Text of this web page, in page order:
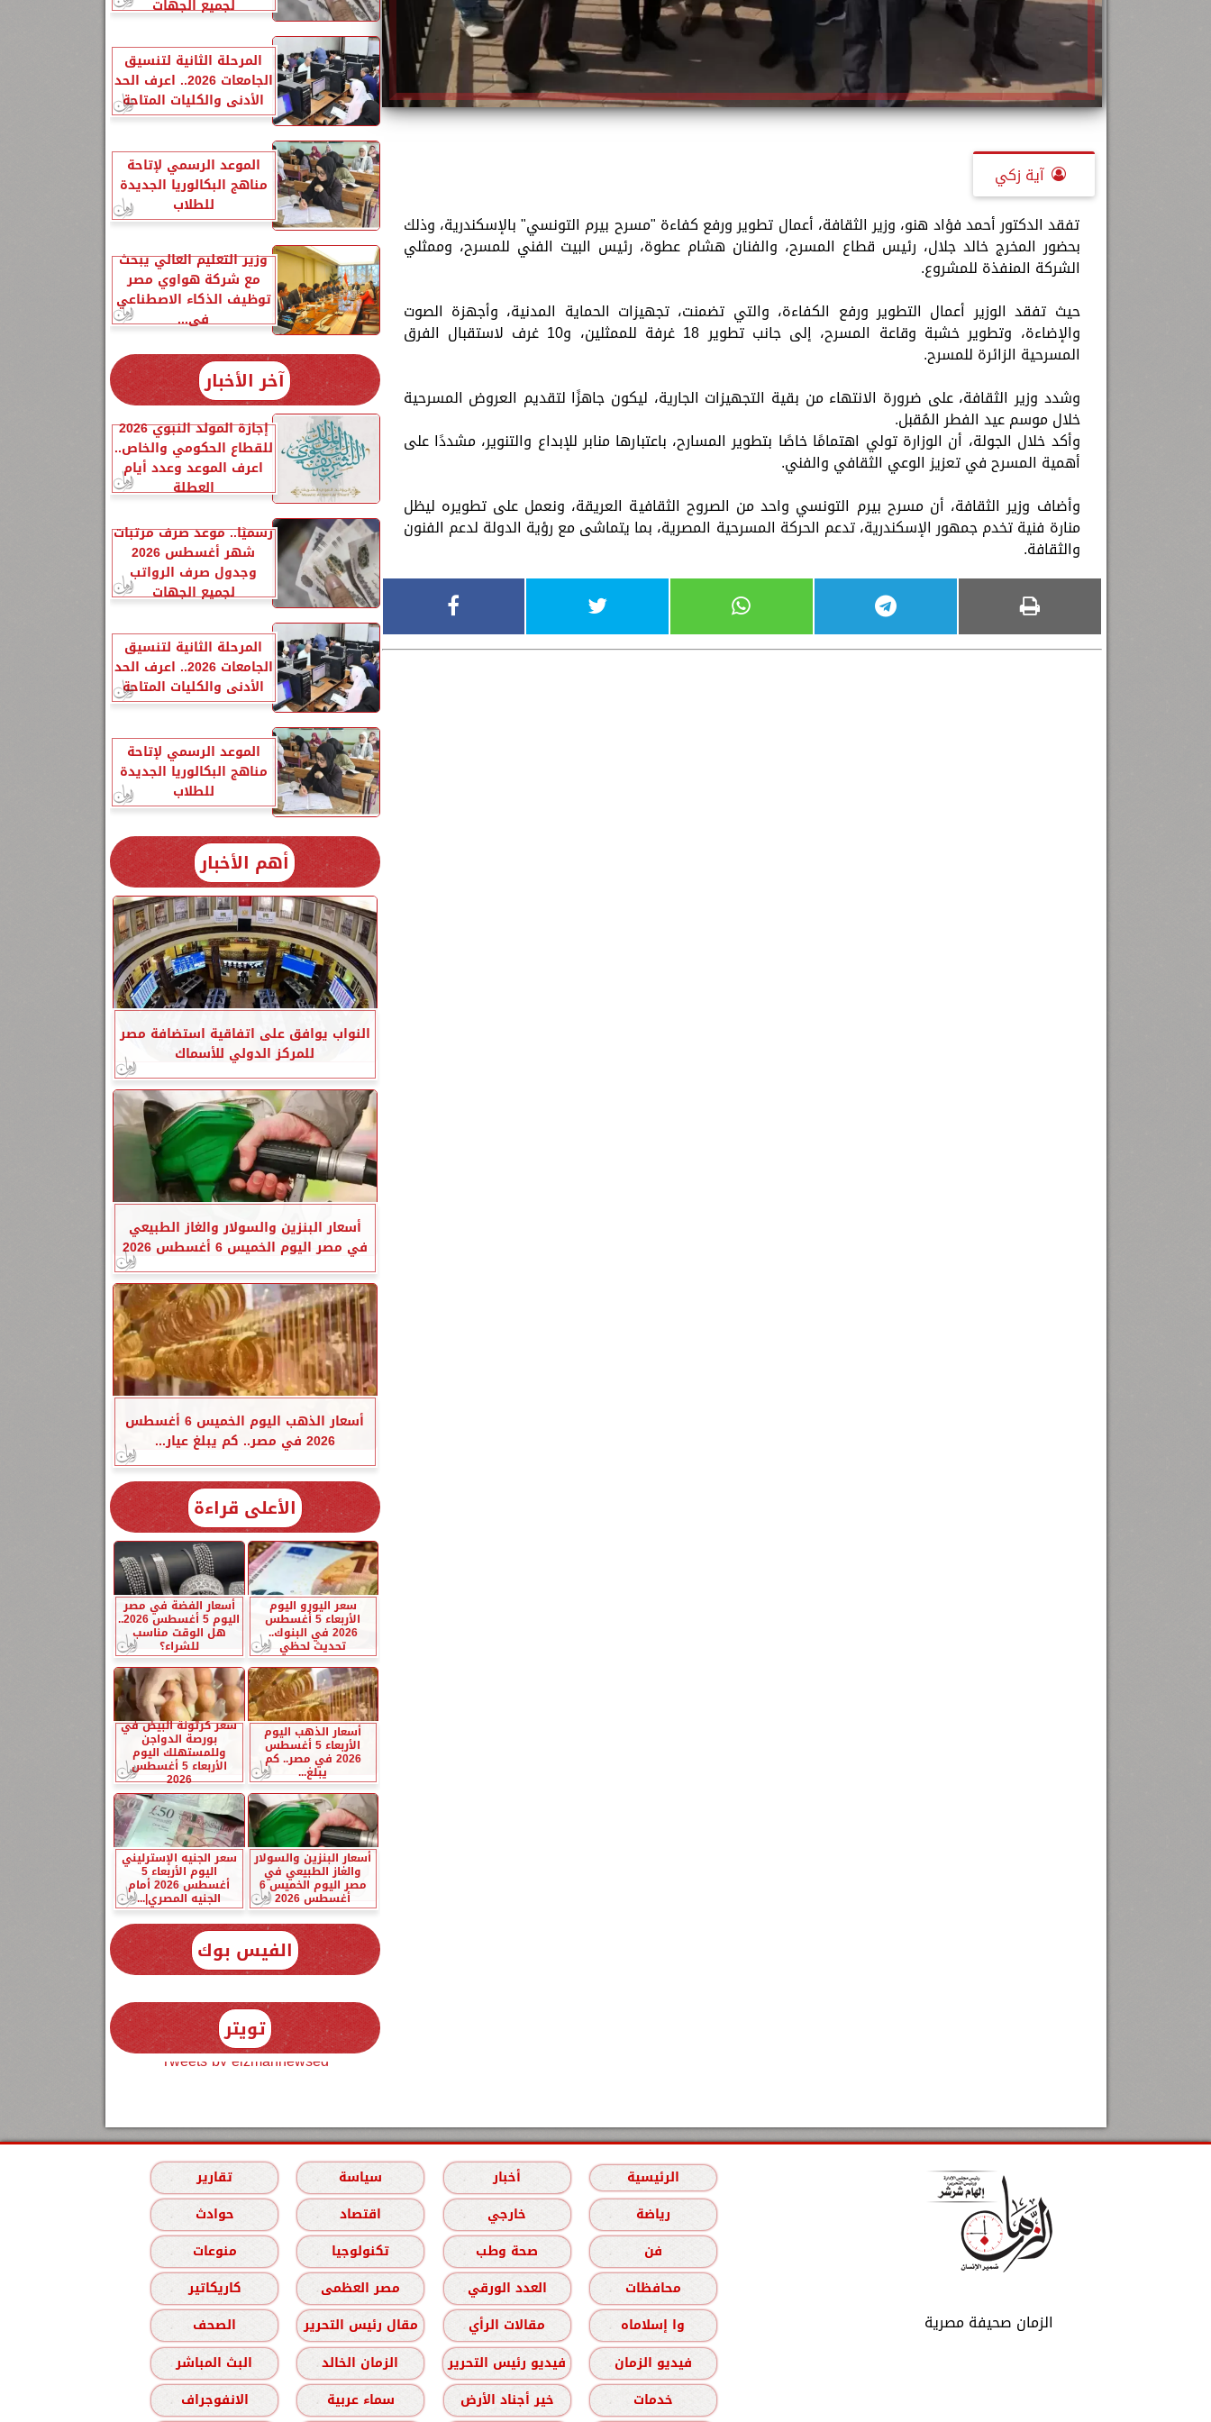
آية زكي
تفقد الدكتور أحمد فؤاد هنو، وزير الثقافة، أعمال تطوير ورفع كفاءة "مسرح بيرم التونسي" بالإسكندرية، وذلك
بحضور المخرج خالد جلال، رئيس قطاع المسرح، والفنان هشام عطوة، رئيس البيت الفني للمسرح، وممثلي
الشركة المنفذة للمشروع.
حيث تفقد الوزير أعمال التطوير ورفع الكفاءة، والتي تضمنت، تجهيزات الحماية المدنية، وأجهزة الصوت
والإضاءة، وتطوير خشبة وقاعة المسرح، إلى جانب تطوير 18 غرفة للممثلين، و10 غرف لاستقبال الفرق
المسرحية الزائرة للمسرح.
وشدد وزير الثقافة، على ضرورة الانتهاء من بقية التجهيزات الجارية، ليكون جاهزًا لتقديم العروض المسرحية
خلال موسم عيد الفطر المُقبل.
وأكد خلال الجولة، أن الوزارة تولي اهتمامًا خاصًا بتطوير المسارح، باعتبارها منابر للإبداع والتنوير، مشددًا على
أهمية المسرح في تعزيز الوعي الثقافي والفني.
وأضاف وزير الثقافة، أن مسرح بيرم التونسي واحد من الصروح الثقافية العريقة، ونعمل على تطويره ليظل
منارة فنية تخدم جمهور الإسكندرية، تدعم الحركة المسرحية المصرية، بما يتماشى مع رؤية الدولة لدعم الفنون
والثقافة.
لجميع الجهات
المرحلة الثانية لتنسيق
الجامعات 2026.. اعرف الحد
الأدنى والكليات المتاحة
الموعد الرسمي لإتاحة
مناهج البكالوريا الجديدة
للطلاب
وزير التعليم العالي يبحث
مع شركة هواوي مصر
توظيف الذكاء الاصطناعي
في...
آخر الأخبار
إجازة المولد النبوي 2026
للقطاع الحكومي والخاص..
اعرف الموعد وعدد أيام
العطلة
رسميًا.. موعد صرف مرتبات
شهر أغسطس 2026
وجدول صرف الرواتب
لجميع الجهات
المرحلة الثانية لتنسيق
الجامعات 2026.. اعرف الحد
الأدنى والكليات المتاحة
الموعد الرسمي لإتاحة
مناهج البكالوريا الجديدة
للطلاب
أهم الأخبار
النواب يوافق على اتفاقية استضافة مصر
للمركز الدولي للأسماك
أسعار البنزين والسولار والغاز الطبيعي
في مصر اليوم الخميس 6 أغسطس 2026
أسعار الذهب اليوم الخميس 6 أغسطس
2026 في مصر.. كم يبلغ عيار...
الأعلى قراءة
سعر اليورو اليوم
الأربعاء 5 أغسطس
2026 في البنوك..
تحديث لحظي
أسعار الفضة في مصر
اليوم 5 أغسطس 2026..
هل الوقت مناسب
للشراء؟
أسعار الذهب اليوم
الأربعاء 5 أغسطس
2026 في مصر.. كم
يبلغ...
سعر كرتونة البيض في
بورصة الدواجن
وللمستهلك اليوم
الأربعاء 5 أغسطس
2026
أسعار البنزين والسولار
والغاز الطبيعي في
مصر اليوم الخميس 6
أغسطس 2026
سعر الجنيه الإسترليني
اليوم الأربعاء 5
أغسطس 2026 أمام
الجنيه المصري|...
الفيس بوك
تويتر
Tweets by elzmannewseg
الزمان صحيفة مصرية
الرئيسية أخبار سياسة
تقارير
رياضة
خارجي اقتصاد
حوادث
فن
صحة وطب تكنولوجيا
منوعات
محافظات
العدد الورقي مصر العظمى
كاريكاتير
وا إسلاماه
مقالات الرأي مقال رئيس التحرير
الصحف
فيديو الزمان
فيديو رئيس التحرير الزمان الخالد
البث المباشر
خدمات
خير أجناد الأرض سماء عربية الانفوجراف